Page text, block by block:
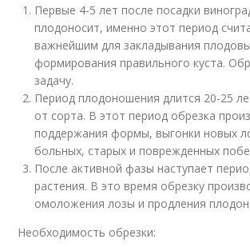
Первые 4-5 лет после посадки
плодоносит, именно этот период
важнейшим для закладывания
формирования правильного куста.
задачу.
Период плодоношения длится 20-25
от сорта. В этот период обрезка
поддержания формы, выгонки новых
больных, старых и поврежденных
После активной фазы наступает
растения. В это время обрезку
омоложения лозы и продления
Необходимость обрезки: